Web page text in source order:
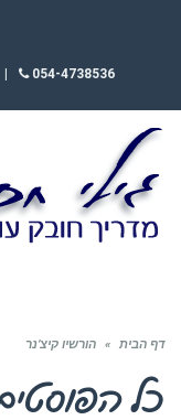
054-4738536
דף הבית » הורשיו קיצ’נר
כל